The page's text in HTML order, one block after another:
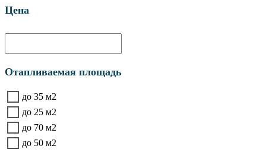
Цена
Отапливаемая площадь
до 35 м2
до 25 м2
до 70 м2
до 50 м2